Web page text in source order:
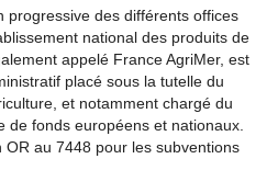
progressive des différents offices
national des produits de
appelé France AgriMer, est
placé sous la tutelle du
et notamment chargé du
de fonds européens et nationaux.
OR au 7448 pour les subventions